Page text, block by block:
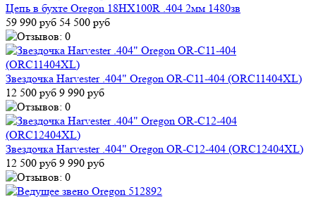
Цепь в бухте Oregon 18HX100R .404 2мм 1480зв
59 990 руб 54 500 руб
Звездочка Harvester .404" Oregon OR-C11-404 (ORC11404XL)
12 500 руб 9 990 руб
Звездочка Harvester .404" Oregon OR-C12-404 (ORC12404XL)
12 500 руб 9 990 руб